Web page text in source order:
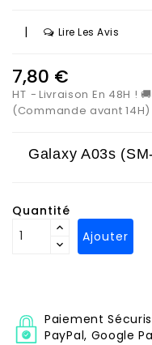
| Lire Les Avis
7,80 €
HT
Livraison En 48H !
(Commande avant 14H)
Galaxy A03s
Quantité
Ajouter
Paiement
PayPal, Google